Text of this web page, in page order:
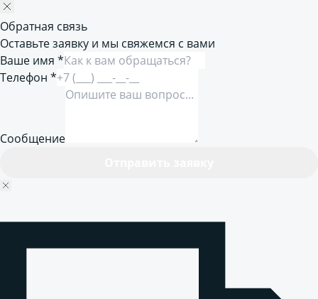
Обратная связь
Оставьте заявку и мы свяжемся с вами
Ваше имя *
Телефон *
Сообщение